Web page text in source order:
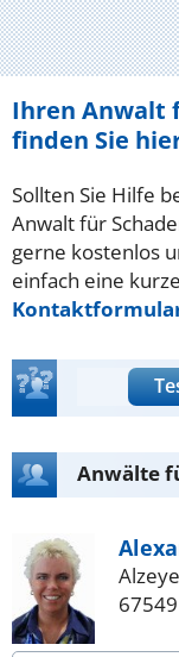
Ihren Anwalt
finden Sie
Sollten Sie Hilfe
Anwalt für
gerne kostenlos
einfach eine
Anwälte